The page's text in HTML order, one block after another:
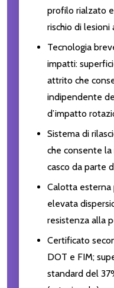
profilo rialzato
rischio di lesioni
Tecnologia
impatti:
attrito che
indipendente
d’impatto
Sistema di
che consente
casco da parte
Calotta
elevata
resistenza alla
Certificato
DOT e FIM;
standard del